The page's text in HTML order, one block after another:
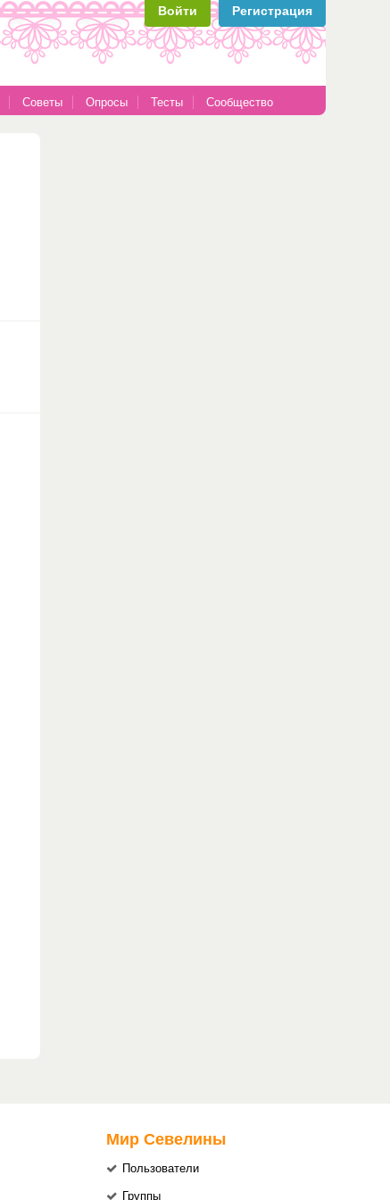
Войти Регистрация
Советы Опросы Тесты Сообщество
Мир Севелины
Пользователи
Группы